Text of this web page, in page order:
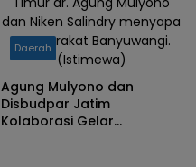
dan Niken Salindry menyapa
masyarakat Banyuwangi.
(Istimewa)
Daerah
Agung Mulyono dan
Disbudpar Jatim
Kolaborasi Gelar